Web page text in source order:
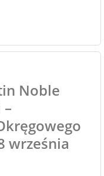
Noble
września